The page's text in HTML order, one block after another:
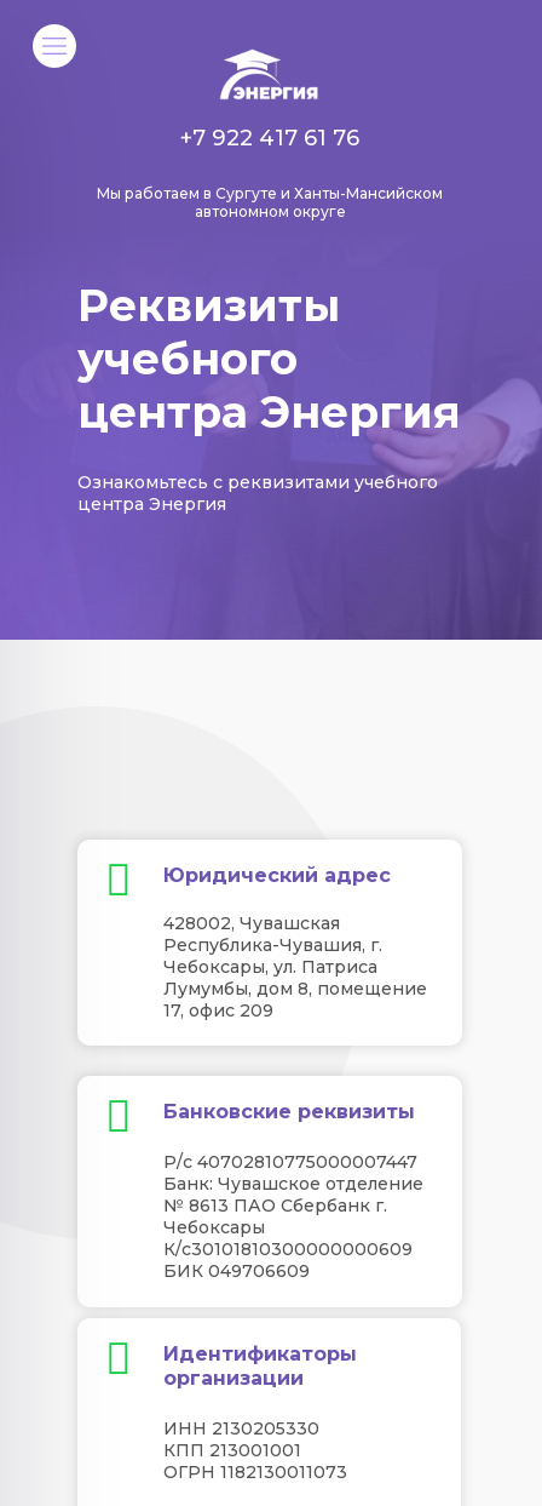
Мы работаем в Сургуте и Ханты-Мансийском
автономном округе
+7 922 417 61 76
Реквизиты
учебного
центра Энергия​​​​​​​
Ознакомьтесь с реквизитами учебного
центра Энергия
Юридический адрес
428002, Чувашская
Республика-Чувашия, г.
Чебоксары, ул. Патриса
Лумумбы, дом 8, помещение
17, офис 209
Банковские реквизиты
Идентификаторы
организации
Р/с 40702810775000007447
Банк: Чувашское отделение
№ 8613 ПАО Сбербанк г.
Чебоксары
К/с30101810300000000609
БИК 049706609
ИНН 2130205330
КПП 213001001
ОГРН 1182130011073